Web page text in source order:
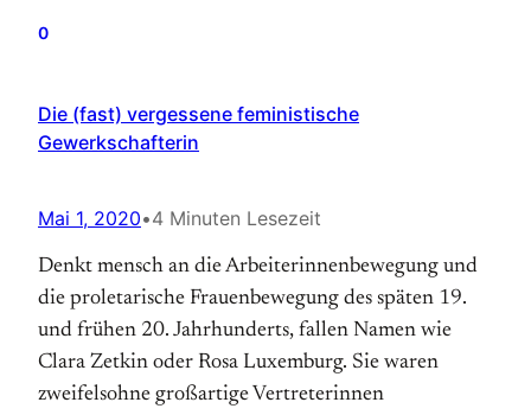
0
Die (fast) vergessene feministische
Gewerkschafterin
Mai 1, 2020•4 Minuten Lesezeit
Denkt mensch an die Arbeiterinnenbewegung und
die proletarische Frauenbewegung des späten 19.
und frühen 20. Jahrhunderts, fallen Namen wie
Clara Zetkin oder Rosa Luxemburg. Sie waren
zweifelsohne großartige Vertreterinnen